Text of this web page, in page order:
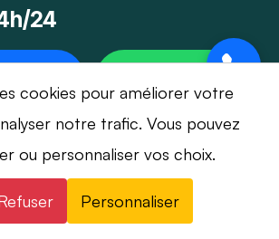
24
Serrurier.ch - Tous droits
| Suisse romande
cookies pour améliorer votre
notre trafic. Vous pouvez
ou personnaliser vos choix.
Personnaliser